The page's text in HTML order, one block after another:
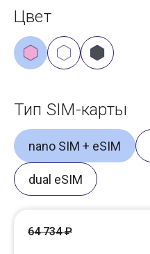
Цвет
Тип SIM-карты
nano SIM + eSIM
dual eSIM
64 734 ₽